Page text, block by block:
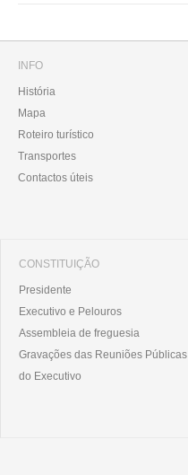
INFO
História
Mapa
Roteiro turístico
Transportes
Contactos úteis
CONSTITUIÇÃO
Presidente
Executivo e Pelouros
Assembleia de freguesia
Gravações das Reuniões Públicas
do Executivo